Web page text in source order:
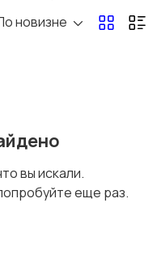
Аксессуары
новизне
вы искали.
еще раз.